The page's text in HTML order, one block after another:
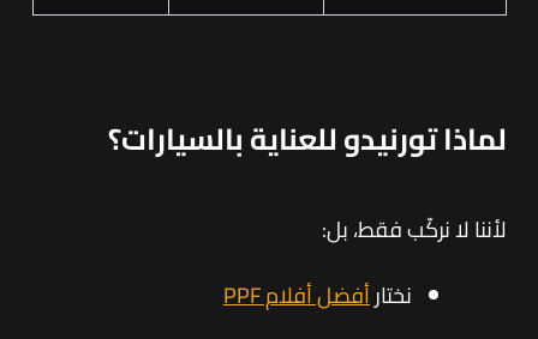
لماذا تورنيدو للعناية بالسيارات؟
لأننا لا نركّب فقط، بل:
نختارأفضل أفلام PPF